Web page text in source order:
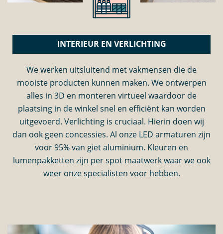
INTERIEUR EN VERLICHTING
We werken uitsluitend met vakmensen die de
mooiste producten kunnen maken. We ontwerpen
alles in 3D en monteren virtueel waardoor de
plaatsing in de winkel snel en efficiënt kan worden
uitgevoerd. Verlichting is cruciaal. Hierin doen wij
dan ook geen concessies. Al onze LED armaturen zijn
voor 95% van giet aluminium. Kleuren en
lumenpakketten zijn per spot maatwerk waar we ook
weer onze specialisten voor hebben.